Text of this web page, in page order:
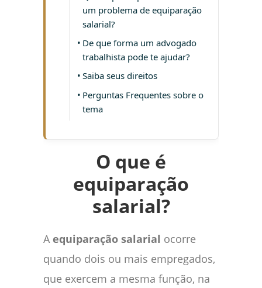
um problema de equiparação
salarial?
De que forma um advogado
trabalhista pode te ajudar?
Saiba seus direitos
Perguntas Frequentes sobre o
tema
O que é
equiparação
salarial?
A equiparação salarial ocorre
quando dois ou mais empregados,
que exercem a mesma função, na